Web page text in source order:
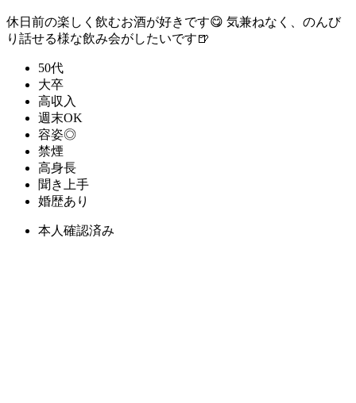
休日前の楽しく飲むお酒が好きです😋 気兼ねなく、のんび
り話せる様な飲み会がしたいです🍺
50代
大卒
高収入
週末OK
容姿◎
禁煙
高身長
聞き上手
婚歴あり
本人確認済み